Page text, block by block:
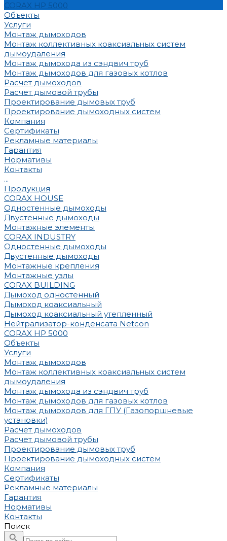
CORAX HP 5000
Объекты
Услуги
Монтаж дымоходов
Монтаж коллективных коаксиальных систем
дымоудаления
Монтаж дымохода из сэндвич труб
Монтаж дымоходов для газовых котлов
Расчет дымоходов
Расчет дымовой трубы
Проектирование дымовых труб
Проектирование дымоходных систем
Компания
Сертификаты
Рекламные материалы
Гарантия
Нормативы
Контакты
...
Продукция
CORAX HOUSE
Одностенные дымоходы
Двустенные дымоходы
Монтажные элементы
CORAX INDUSTRY
Одностенные дымоходы
Двустенные дымоходы
Монтажные крепления
Монтажные узлы
CORAX BUILDING
Дымоход одностенный
Дымоход коаксиальный
Дымоход коаксиальный утепленный
Нейтрализатор-конденсата Netcon
CORAX HP 5000
Объекты
Услуги
Монтаж дымоходов
Монтаж коллективных коаксиальных систем
дымоудаления
Монтаж дымохода из сэндвич труб
Монтаж дымоходов для газовых котлов
Монтаж дымоходов для ГПУ (Газопоршневые
установки)
Расчет дымоходов
Расчет дымовой трубы
Проектирование дымовых труб
Проектирование дымоходных систем
Компания
Сертификаты
Рекламные материалы
Гарантия
Нормативы
Контакты
Поиск